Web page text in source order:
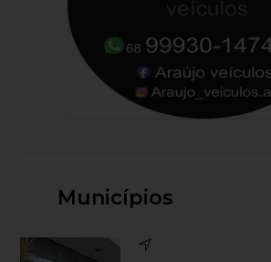
Municípios